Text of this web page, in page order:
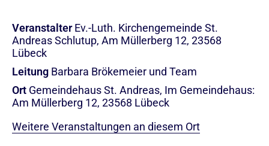
Veranstalter Ev.-Luth. Kirchengemeinde St.
Andreas Schlutup, Am Müllerberg 12, 23568
Lübeck
Leitung Barbara Brökemeier und Team
Ort Gemeindehaus St. Andreas, Im Gemeindehaus:
Am Müllerberg 12, 23568 Lübeck
Weitere Veranstaltungen an diesem Ort